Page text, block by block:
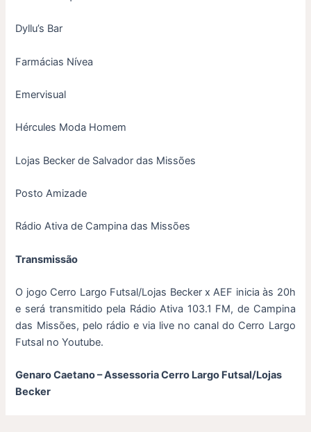
Dyllu’s Bar
Farmácias Nívea
Emervisual
Hércules Moda Homem
Lojas Becker de Salvador das Missões
Posto Amizade
Rádio Ativa de Campina das Missões
Transmissão
O jogo Cerro Largo Futsal/Lojas Becker x AEF inicia às 20h
e será transmitido pela Rádio Ativa 103.1 FM, de Campina
das Missões, pelo rádio e via live no canal do Cerro Largo
Futsal no Youtube.
Genaro Caetano – Assessoria Cerro Largo Futsal/Lojas
Becker